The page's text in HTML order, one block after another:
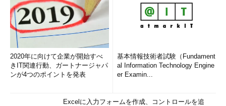
2020年に向けて企業が開始すべ
きIT関連行動、ガートナージャパ
ンが4つのポイントを発表
基本情報技術者試験（Fundament
al Information Technology Engine
er Examin...
Excelに入力フォームを作成、コントロールを追